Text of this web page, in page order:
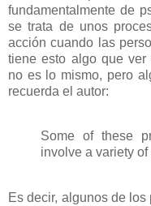
fundamentalmente de
se trata de unos
acción cuando las
tiene esto algo que
no es lo mismo, pero
recuerda el autor:
Some of these
involve a variety
Es decir, algunos de